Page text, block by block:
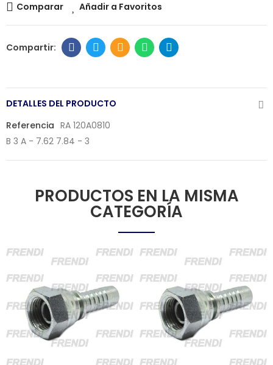
Comparar Añadir a Favoritos
DETALLES DEL PRODUCTO
Referencia RA 120A0810
B 3 A - 7.62 7.84 - 3
PRODUCTOS EN LA MISMA
CATEGORÍA